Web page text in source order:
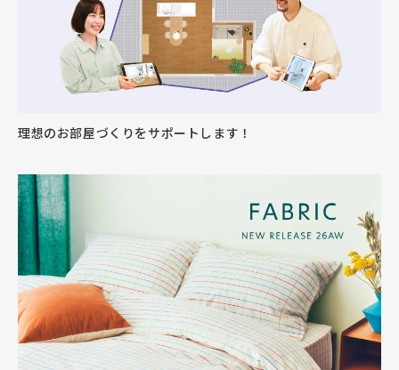
理想のお部屋づくりをサポートします！